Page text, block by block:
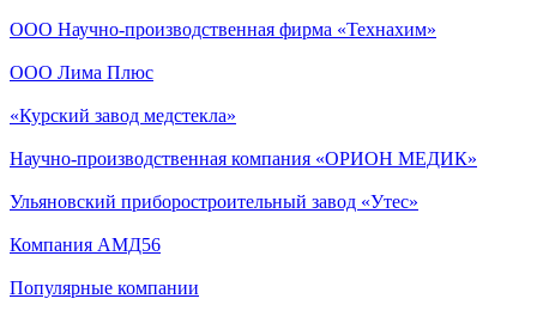
ООО Научно-производственная фирма «Технахим»
ООО Лима Плюс
«Курский завод медстекла»
Научно-производственная компания «ОРИОН МЕДИК»
Ульяновский приборостроительный завод «Утес»
Компания АМД56
Популярные компании